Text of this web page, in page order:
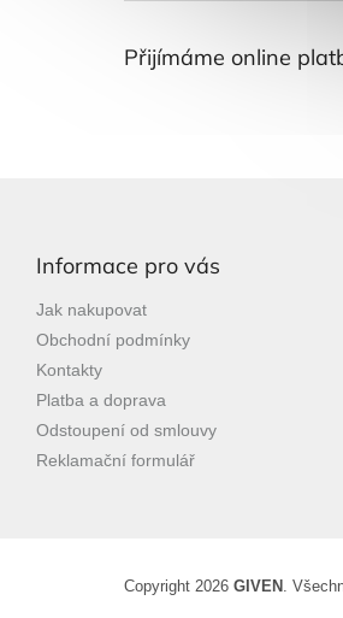
Přijímáme online
Informace pro vás
Jak nakupovat
Obchodní podmínky
Kontakty
Platba a doprava
Odstoupení od smlouvy
Reklamační formulář
Copyright 2026 GIVEN .